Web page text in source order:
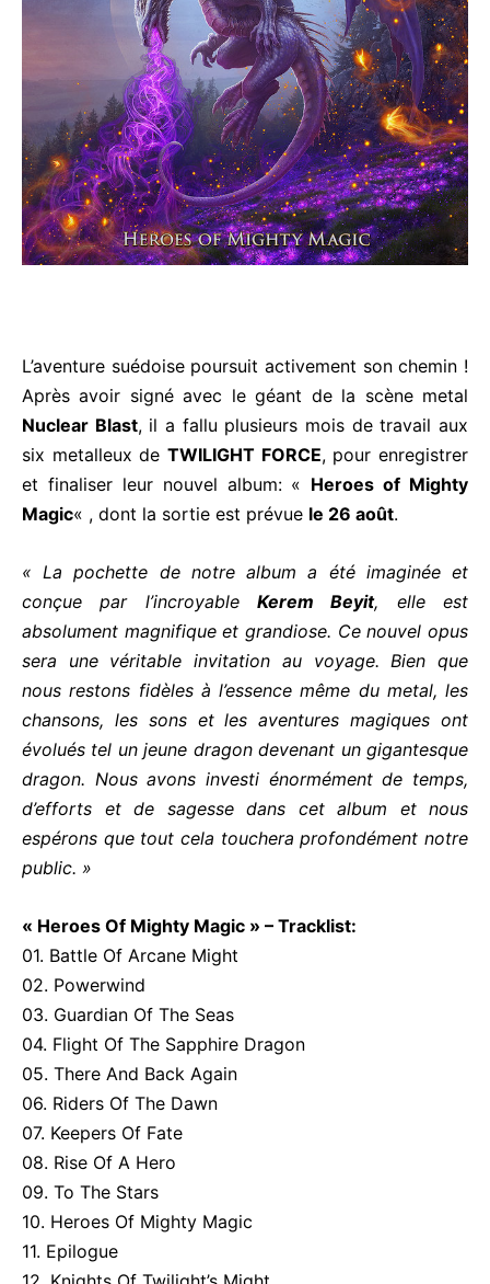
L’aventure suédoise poursuit activement son chemin !
Après avoir signé avec le géant de la scène metal
Nuclear Blast, il a fallu plusieurs mois de travail aux
six metalleux de TWILIGHT FORCE, pour enregistrer
et finaliser leur nouvel album: « Heroes of Mighty
Magic« , dont la sortie est prévue le 26 août.
« La pochette de notre album a été imaginée et
conçue par l’incroyable Kerem Beyit, elle est
absolument magnifique et grandiose. Ce nouvel opus
sera une véritable invitation au voyage. Bien que
nous restons fidèles à l’essence même du metal, les
chansons, les sons et les aventures magiques ont
évolués tel un jeune dragon devenant un gigantesque
dragon. Nous avons investi énormément de temps,
d’efforts et de sagesse dans cet album et nous
espérons que tout cela touchera profondément notre
public. »
« Heroes Of Mighty Magic » – Tracklist:
01. Battle Of Arcane Might
02. Powerwind
03. Guardian Of The Seas
04. Flight Of The Sapphire Dragon
05. There And Back Again
06. Riders Of The Dawn
07. Keepers Of Fate
08. Rise Of A Hero
09. To The Stars
10. Heroes Of Mighty Magic
11. Epilogue